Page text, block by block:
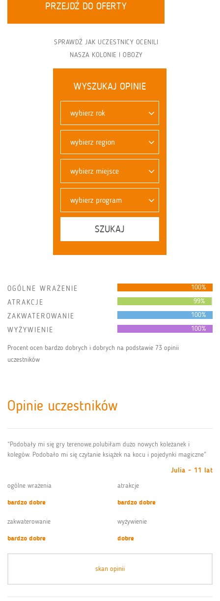
PRZEJDŹ DO OFERTY
SPRAWDŹ JAK UCZESTNICY OCENILI
NASZA KOLONIE I OBOZY
WYSZUKAJ OPINIE
wybierz rok
wybierz region
wybierz miejsce
wybierz program
SZUKAJ
OGÓLNE WRAŻENIE 100%
ATRAKCJE 99%
ZAKWATEROWANIE 100%
WYŻYWIENIE 100%
Procent ocen bardzo dobrych i dobrych na podstawie 73 opinii
uczestników
Opinie uczestników
“Podobały mi się gry terenowe.polubiłam dużo nowych koleżanek i
kolegów. Podobało mi się czytanie książek na kocu i pojedynki magiczne”
Julia - 11 lat
ogólne wrażenia
bardzo dobre
atrakcje
bardzo dobre
zakwaterowanie
bardzo dobre
wyżywienie
dobre
skan opinii